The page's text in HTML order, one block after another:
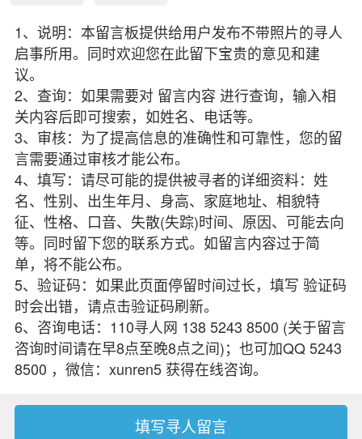
1、说明：本留言板提供给用户发布不带照片的寻人
启事所用。同时欢迎您在此留下宝贵的意见和建
议。
2、查询：如果需要对 留言内容 进行查询，输入相
关内容后即可搜索，如姓名、电话等。
3、审核：为了提高信息的准确性和可靠性，您的留
言需要通过审核才能公布。
4、填写：请尽可能的提供被寻者的详细资料：姓
名、性别、出生年月、身高、家庭地址、相貌特
征、性格、口音、失散(失踪)时间、原因、可能去向
等。同时留下您的联系方式。如留言内容过于简
单，将不能公布。
5、验证码：如果此页面停留时间过长，填写 验证码
时会出错，请点击验证码刷新。
6、咨询电话：110寻人网 138 5243 8500 (关于留言
咨询时间请在早8点至晚8点之间)；也可加QQ 5243
8500 ，微信：xunren5 获得在线咨询。